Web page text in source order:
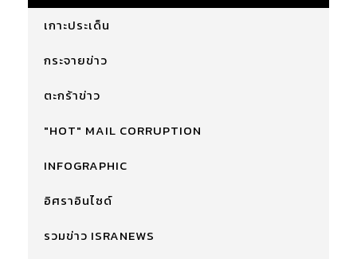
เกาะประเด็น
กระจายข่าว
ตะกร้าข่าว
"HOT" MAIL CORRUPTION
INFOGRAPHIC
อิศราอินไซด์
รวมข่าว ISRANEWS